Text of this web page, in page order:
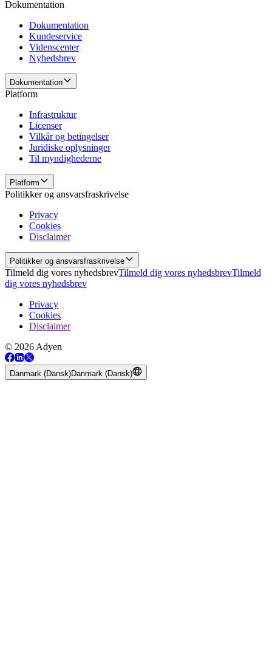
Dokumentation
Dokumentation
Kundeservice
Videnscenter
Nyhedsbrev
Dokumentation
Platform
Infrastruktur
Licenser
Vilkår og betingelser
Juridiske oplysninger
Til myndighederne
Platform
Politikker og ansvarsfraskrivelse
Privacy
Cookies
Disclaimer
Politikker og ansvarsfraskrivelse
Tilmeld dig vores nyhedsbrevTilmeld dig vores nyhedsbrevTilmeld
dig vores nyhedsbrev
Privacy
Cookies
Disclaimer
© 2026 Adyen
Danmark (Dansk)Danmark (Dansk)